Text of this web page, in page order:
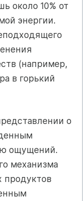
около 10% от
энергии.
(например,
в горький
о
ощущений.
механизма
продуктов